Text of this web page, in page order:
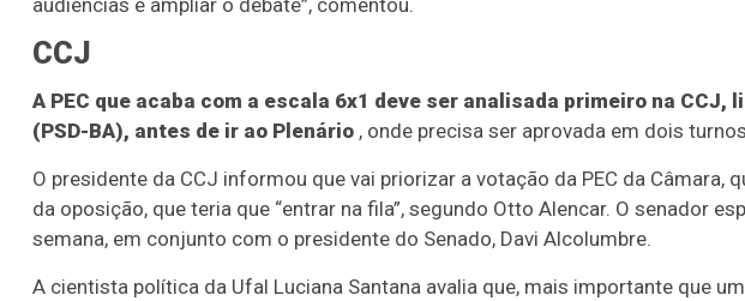
audiências e ampliar o debate”, comentou.
CCJ
A PEC que acaba com a escala 6x1 deve ser analisada primeiro na
(PSD-BA), antes de ir ao Plenário , onde precisa ser aprovada em dois
O presidente da CCJ informou que vai priorizar a votação da PEC da Câmara,
da oposição, que teria que “entrar na fila”, segundo Otto Alencar. O senador
semana, em conjunto com o presidente do Senado, Davi Alcolumbre.
A cientista política da Ufal Luciana Santana avalia que, mais importante que